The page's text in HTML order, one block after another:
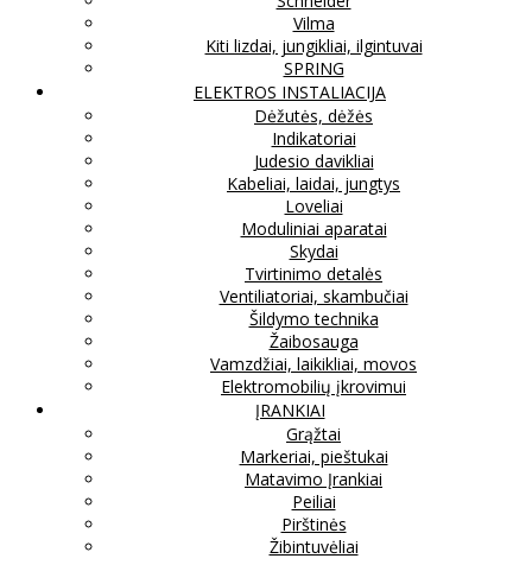
Vilma
Kiti lizdai, jungikliai, ilgintuvai
SPRING
ELEKTROS INSTALIACIJA
Dėžutės, dėžės
Indikatoriai
Judesio davikliai
Kabeliai, laidai, jungtys
Loveliai
Moduliniai aparatai
Skydai
Tvirtinimo detalės
Ventiliatoriai, skambučiai
Šildymo technika
Žaibosauga
Vamzdžiai, laikikliai, movos
Elektromobilių įkrovimui
ĮRANKIAI
Grąžtai
Markeriai, pieštukai
Matavimo Įrankiai
Peiliai
Pirštinės
Žibintuvėliai